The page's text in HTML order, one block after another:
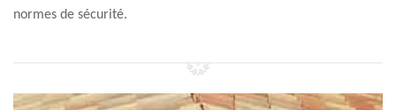
normes de sécurité.